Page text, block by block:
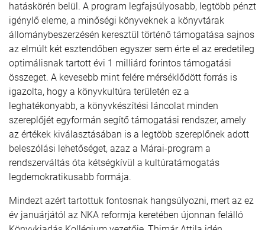
hatáskörén belül. A program legfajsúlyosabb, legtöbb pénzt
igénylő eleme, a minőségi könyveknek a könyvtárak
állománybeszerzésén keresztül történő támogatása sajnos
az elmúlt két esztendőben egyszer sem érte el az eredetileg
optimálisnak tartott évi 1 milliárd forintos támogatási
összeget. A kevesebb mint felére mérséklődött forrás is
igazolta, hogy a könyvkultúra területén ez a
leghatékonyabb, a könyvkészítési láncolat minden
szereplőjét egyformán segítő támogatási rendszer, amely
az értékek kiválasztásában is a legtöbb szereplőnek adott
beleszólási lehetőséget, azaz a Márai-program a
rendszerváltás óta kétségkívül a kultúratámogatás
legdemokratikusabb formája.
Mindezt azért tartottuk fontosnak hangsúlyozni, mert az ez
év januárjától az NKA reformja keretében újonnan felálló